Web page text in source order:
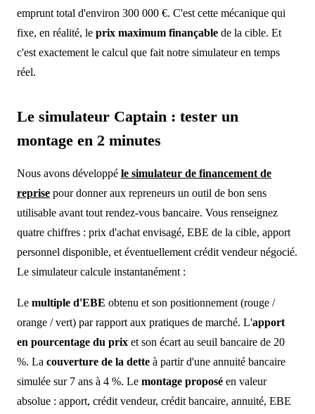
emprunt total d'environ 300 000 €. C'est cette mécanique qui
fixe, en réalité, le prix maximum finançable de la cible. Et
c'est exactement le calcul que fait notre simulateur en temps
réel.
Le simulateur Captain : tester un
montage en 2 minutes
Nous avons développé le simulateur de financement de
reprise pour donner aux repreneurs un outil de bon sens
utilisable avant tout rendez-vous bancaire. Vous renseignez
quatre chiffres : prix d'achat envisagé, EBE de la cible, apport
personnel disponible, et éventuellement crédit vendeur négocié.
Le simulateur calcule instantanément :
Le multiple d'EBE obtenu et son positionnement (rouge /
orange / vert) par rapport aux pratiques de marché. L'apport
en pourcentage du prix et son écart au seuil bancaire de 20
%. La couverture de la dette à partir d'une annuité bancaire
simulée sur 7 ans à 4 %. Le montage proposé en valeur
absolue : apport, crédit vendeur, crédit bancaire, annuité, EBE